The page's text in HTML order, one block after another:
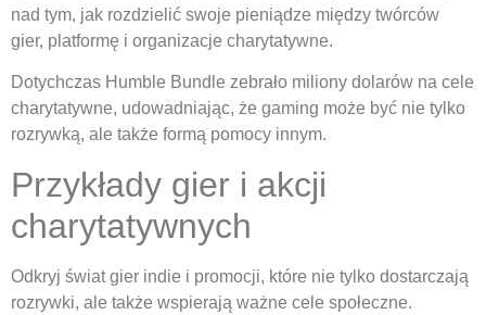
nad tym, jak rozdzielić swoje pieniądze między twórców
gier, platformę i organizacje charytatywne.
Dotychczas Humble Bundle zebrało miliony dolarów na cele
charytatywne, udowadniając, że gaming może być nie tylko
rozrywką, ale także formą pomocy innym.
Przykłady gier i akcji
charytatywnych
Odkryj świat gier indie i promocji, które nie tylko dostarczają
rozrywki, ale także wspierają ważne cele społeczne.